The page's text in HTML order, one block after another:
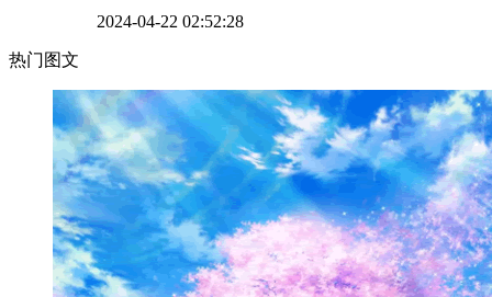
2024-04-22 02:52:28
热门图文